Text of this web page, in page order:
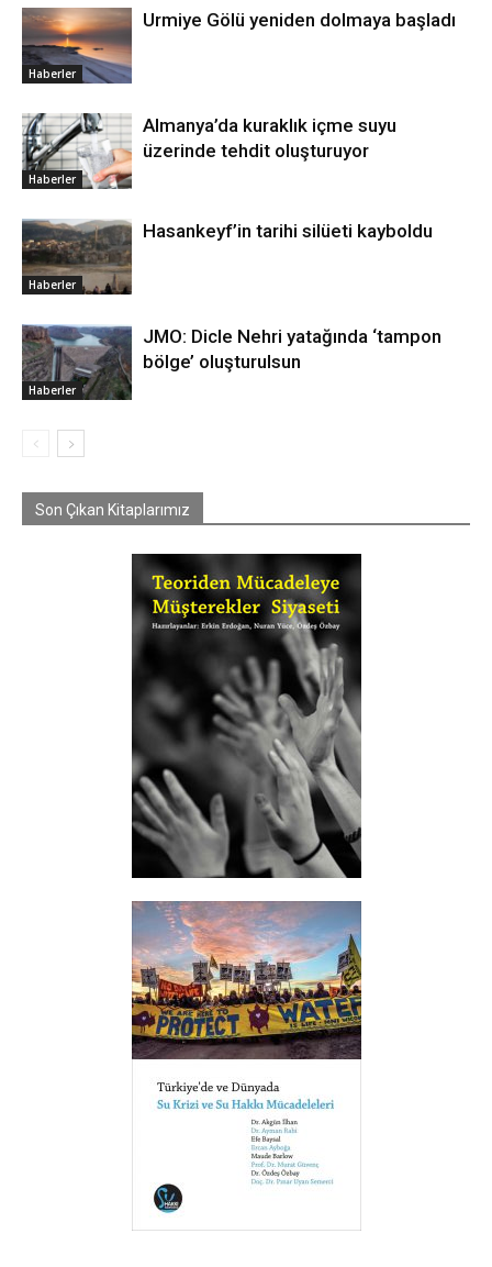
Haberler
Urmiye Gölü yeniden dolmaya başladı
Haberler
Almanya’da kuraklık içme suyu
üzerinde tehdit oluşturuyor
Haberler
Hasankeyf’in tarihi silüeti kayboldu
Haberler
JMO: Dicle Nehri yatağında ‘tampon
bölge’ oluşturulsun
Son Çıkan Kitaplarımız